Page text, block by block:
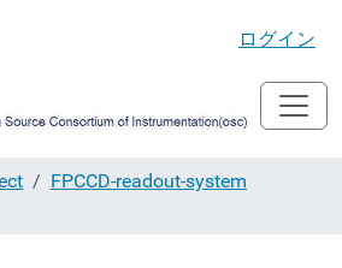
ログイン
FPCCD-readout-system